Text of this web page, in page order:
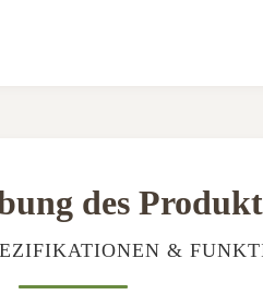
des
&